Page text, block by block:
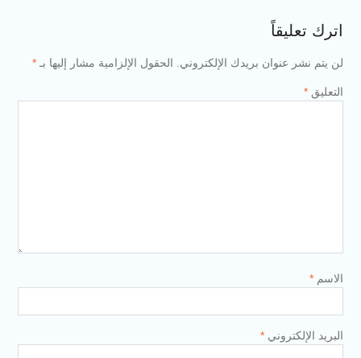
اترك تعليقاً
لن يتم نشر عنوان بريدك الإلكتروني. الحقول الإلزامية مشار إليها بـ *
التعليق *
الاسم *
البريد الإلكتروني *